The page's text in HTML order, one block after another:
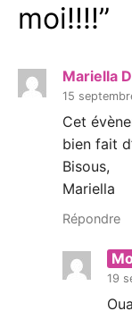
moi!!!!”
Mariella
15
Cet
bien fait
Bisous,
Mariella
Répondre
19